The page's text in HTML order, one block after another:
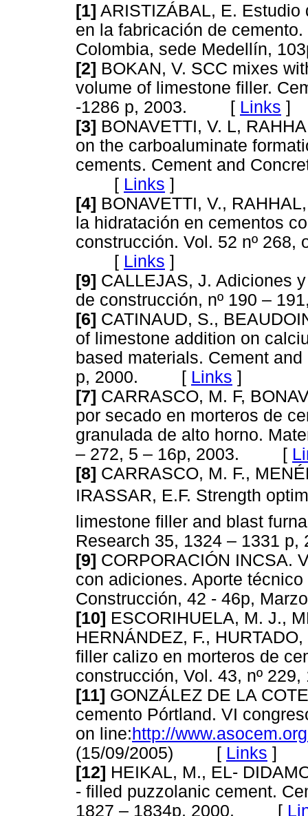
[1] ARISTIZÁBAL, E.
en la fabricación de
Colombia, sede Medellín,
[2] BOKAN, V. SCC mixes
volume of limestone filler.
-1286 p, 2003. [ Links ]
[3] BONAVETTI, V. L,
on the carboaluminate
cements. Cement and
[ Links ]
[4] BONAVETTI, V.,
la hidratación en cementos
construcción. Vol. 52 nº 268,
[ Links ]
[9] CALLEJAS, J. Adiciones
de construcción, nº 190 –
[6] CATINAUD, S.,
of limestone addition on
based materials. Cement
p, 2000. [ Links ]
[7] CARRASCO, M. F,
por secado en morteros de
granulada de alto horno.
– 272, 5 – 16p, 2003. [
[8] CARRASCO, M. F.,
IRASSAR, E.F. Strength
limestone filler and blast
Research 35, 1324 –
[9] CORPORACIÓN INCSA.
con adiciones. Aporte
Construcción, 42 - 46p,
[10] ESCORIHUELA, M. J.,
HERNÁNDEZ, F.,
filler calizo en morteros de
construcción, Vol. 43, nº
[11] GONZÁLEZ DE LA
cemento Pórtland. VI
on line:http://
(15/09/2005) [ Links ]
[12] HEIKAL, M., EL-
- filled puzzolanic cement.
1827 – 1834p, 2000. [